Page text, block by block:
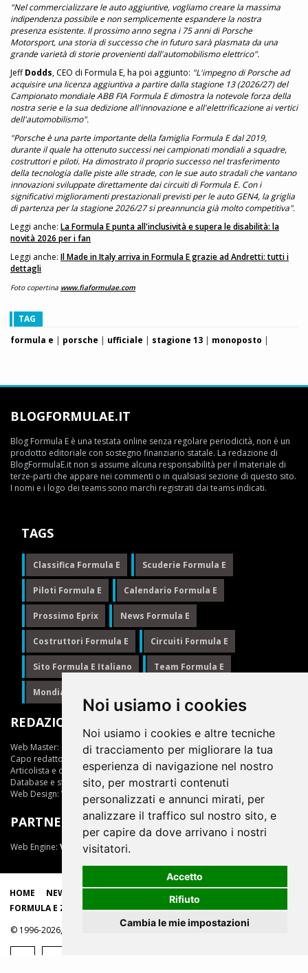
Noi usiamo i cookies
Noi usiamo i cookies e altre tecniche
di tracciamento per migliorare la tua
esperienza di navigazione nel nostro
sito, per mostrarti contenuti
personalizzati e annunci mirati, per
analizzare il traffico sul nostro sito, e
per capire da dove arrivano i nostri
visitatori.
Accetto
Rifiuto
Cambia le mie impostazioni
"Nel commercializzare le auto aggiuntive, vogliamo creare la massima
indipendenza possibile e non semplicemente espandere la nostra
presenza esistente. Il prossimo anno segna i 75 anni di Porsche
Motorsport, una storia di successo che in futuro sarà plasmata da una
grande varietà di storie provenienti dall'automobilismo elettrico".
JeffDodds, CEO di Formula E, ha poi aggiunto: "L'impegno di Porsche ad
acquisire una licenza aggiuntiva a partire dalla stagione 13 (2026/27) del
Campionato mondiale ABB FIA Formula E dimostra la notevole forza della
nostra serie e la sua dedizione all'innovazione e all'elettrificazione ai vertici
dell'automobilismo".
"Porsche è una parte importante della famiglia Formula E dal 2019,
durante il quale ha ottenuto successi nei campionati mondiali a squadre,
costruttori e piloti. Ha dimostrato il proprio successo nel trasferimento
della tecnologia dalle piste alle strade, con le sue auto stradali che vantano
innovazioni sviluppate direttamente dai circuiti di Formula E. Con i
significativi miglioramenti prestazionali previsti per le auto GEN4, la griglia
di partenza per la stagione 2026/27 si preannuncia già molto competitiva".
Leggi anche: La Formula E punta all'inclusività e supera le disabilità: la
novità 2026 per i fan
Leggi anche: Il Made in Italy arriva in Formula E grazie ad Andretti: tutti i
dettagli
Foto copertina www.fiaformulae.com
TAG
formula e | porsche | ufficiale | stagione 13 | monoposto |
BLOGFORMULAE.IT
Blog Formula E è una testata online senza regolare periodicità, non è un
prodotto editoriale con sostegno finanziario statale. La redazione di
BlogFormulaE.it non si assume alcuna responsabilità per il materiale di
terze-parti che appare nei commenti o in qualsiasi sezione di questo sito.
I nomi e i logo dei teams sono marchi registrati dai teams indicati.
TAGS
Classifica Formula E Scuderie Formula E
Piloti Formula E Calendario Formula E
Prossimo Eprix News Formula E
Costruttori Formula E Circuiti Formula E
Sito Formula E Italiano Team Formula E
Mondiale Formula E
REDAZIONE
Web Master:
Ing.Daniele Muscarella
Capo redattore:
Articolista e opinionista:Giuseppe Cianci
Database e statistiche:Marcella Toschi
Web Design: Vittorio Arena
PARTNER
Web Engine: ViDa 3.0
HOME NEWS CLASSIFICHE
FORMULA E ZONE
© 1996-2026, tutti i marchi appartengono ai rispettivi proprietari